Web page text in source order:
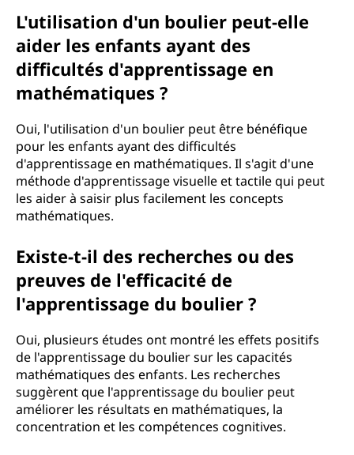
L'utilisation d'un boulier peut-elle
aider les enfants ayant des
difficultés d'apprentissage en
mathématiques ?
Oui, l'utilisation d'un boulier peut être bénéfique
pour les enfants ayant des difficultés
d'apprentissage en mathématiques. Il s'agit d'une
méthode d'apprentissage visuelle et tactile qui peut
les aider à saisir plus facilement les concepts
mathématiques.
Existe-t-il des recherches ou des
preuves de l'efficacité de
l'apprentissage du boulier ?
Oui, plusieurs études ont montré les effets positifs
de l'apprentissage du boulier sur les capacités
mathématiques des enfants. Les recherches
suggèrent que l'apprentissage du boulier peut
améliorer les résultats en mathématiques, la
concentration et les compétences cognitives.